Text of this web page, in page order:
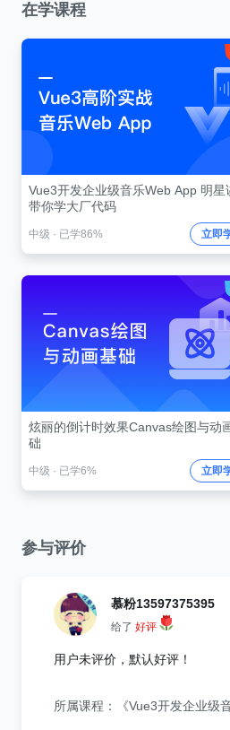
在学课程
Vue3开发企业级音乐Web App 明星
带你学大厂代码
中级 · 已学86% 立即
炫丽的倒计时效果Canvas绘图与动
础
中级 · 已学6% 立即
参与评价
慕粉13597375395
给了 好评
用户未评价，默认好评！
所属课程：《Vue3开发企业级